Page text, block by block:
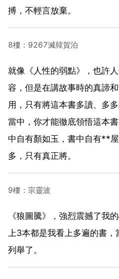
搏，不輕言放棄。
8樓：9267滅韓賀泊
就像《人性的弱點》，也許
容，但是在講故事時的真諦
用，只有將這本書多讀、多
當中，你才能徹底領悟這本
中自有顏如玉，書中自有**
多，只有真正將。
9樓：宗靈波
《狼圖騰》，強烈震撼了我
上3本都是我看上多遍的書
列舉了。